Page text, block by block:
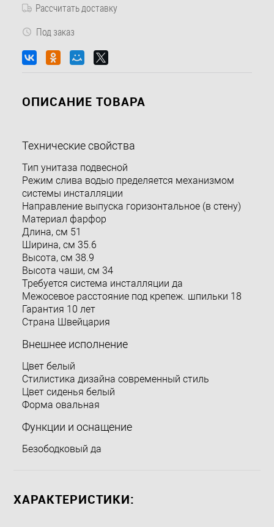
Рассчитать доставку
Под заказ
ОПИСАНИЕ ТОВАРА
Технические свойства
Тип унитаза подвесной
Режим слива водыо пределяется механизмом
системы инсталляции
Направление выпуска горизонтальное (в стену)
Материал фарфор
Длина, см 51
Ширина, см 35.6
Высота, см 38.9
Высота чаши, см 34
Требуется система инсталляции да
Межосевое расстояние под крепеж. шпильки 18
Гарантия 10 лет
Страна Швейцария
Внешнее исполнение
Цвет белый
Стилистика дизайна современный стиль
Цвет сиденья белый
Форма овальная
Функции и оснащение
Безободковый да
ХАРАКТЕРИСТИКИ: